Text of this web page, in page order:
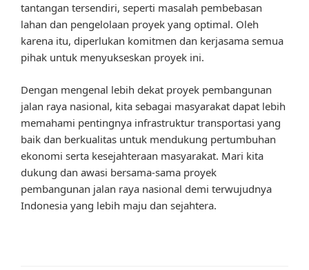
tantangan tersendiri, seperti masalah pembebasan
lahan dan pengelolaan proyek yang optimal. Oleh
karena itu, diperlukan komitmen dan kerjasama semua
pihak untuk menyukseskan proyek ini.
Dengan mengenal lebih dekat proyek pembangunan
jalan raya nasional, kita sebagai masyarakat dapat lebih
memahami pentingnya infrastruktur transportasi yang
baik dan berkualitas untuk mendukung pertumbuhan
ekonomi serta kesejahteraan masyarakat. Mari kita
dukung dan awasi bersama-sama proyek
pembangunan jalan raya nasional demi terwujudnya
Indonesia yang lebih maju dan sejahtera.